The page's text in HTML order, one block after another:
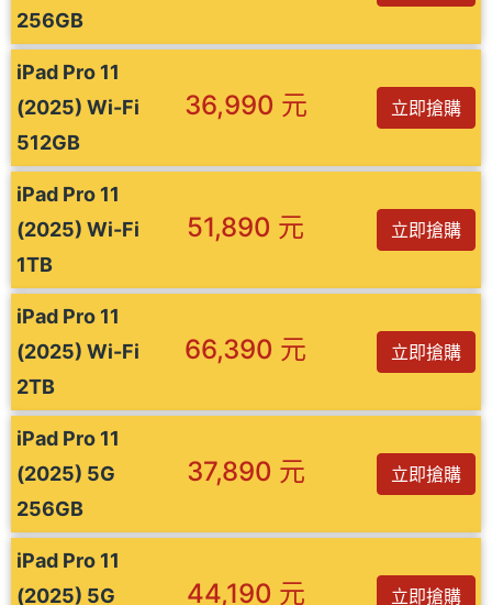
256GB
iPad Pro 11
(2025) Wi-Fi
512GB
36,990 元 立即搶購
iPad Pro 11
(2025) Wi-Fi
1TB
51,890 元 立即搶購
iPad Pro 11
(2025) Wi-Fi
2TB
66,390 元 立即搶購
iPad Pro 11
(2025) 5G
256GB
37,890 元 立即搶購
iPad Pro 11
(2025) 5G
44,190 元 立即搶購